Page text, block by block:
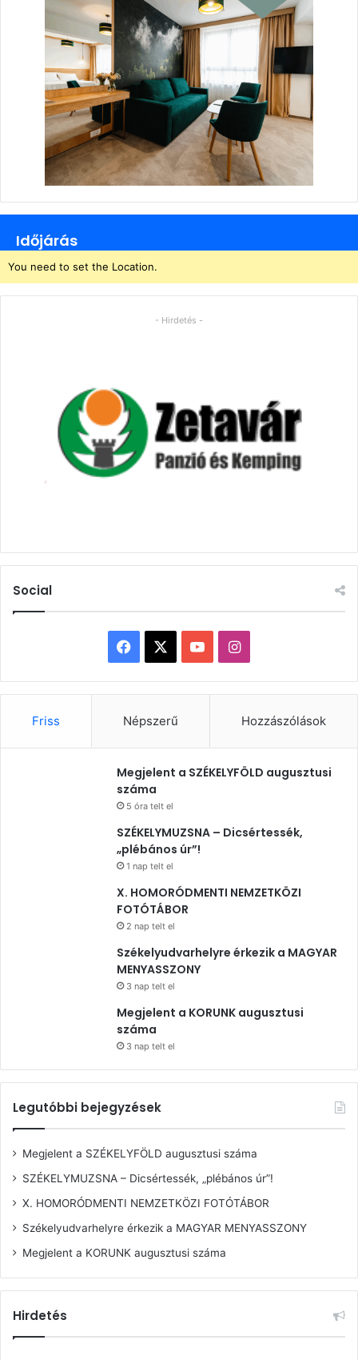
Időjárás
You need to set the Location.
- Hirdetés -
Social
Facebook YouTubeInstagram
Friss Népszerű Hozzászólások
Megjelent a SZÉKELYFÖLD augusztusi
száma
5 óra telt el
SZÉKELYMUZSNA – Dicsértessék,
„plébános úr”!
1 nap telt el
X. HOMORÓDMENTI NEMZETKÖZI
FOTÓTÁBOR
2 nap telt el
Székelyudvarhelyre érkezik a MAGYAR
MENYASSZONY
3 nap telt el
Megjelent a KORUNK augusztusi
száma
3 nap telt el
Legutóbbi bejegyzések
Megjelent a SZÉKELYFÖLD augusztusi száma
SZÉKELYMUZSNA – Dicsértessék, „plébános úr”!
X. HOMORÓDMENTI NEMZETKÖZI FOTÓTÁBOR
Székelyudvarhelyre érkezik a MAGYAR MENYASSZONY
Megjelent a KORUNK augusztusi száma
Hirdetés